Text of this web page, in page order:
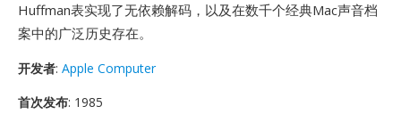
Huffman表实现了无依赖解码，以及在数千个经典Mac声音档
案中的广泛历史存在。
开发者: Apple Computer
首次发布: 1985